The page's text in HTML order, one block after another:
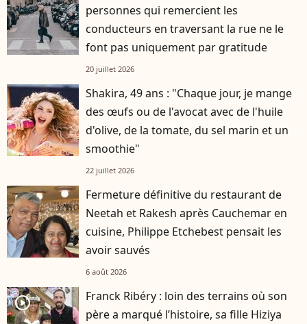
personnes qui remercient les
conducteurs en traversant la rue ne le
font pas uniquement par gratitude
20 juillet 2026
Shakira, 49 ans : "Chaque jour, je mange
des œufs ou de l'avocat avec de l'huile
d'olive, de la tomate, du sel marin et un
smoothie"
22 juillet 2026
Fermeture définitive du restaurant de
Neetah et Rakesh après Cauchemar en
cuisine, Philippe Etchebest pensait les
avoir sauvés
6 août 2026
player2
Franck Ribéry : loin des terrains où son
père a marqué l’histoire, sa fille Hiziya